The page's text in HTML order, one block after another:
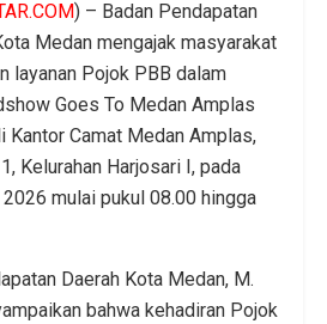
) – Badan Pendapatan
Medan mengajak masyarakat
layanan Pojok PBB dalam
Goes To Medan Amplas
Kantor Camat Medan Amplas,
Kelurahan Harjosari I, pada
mulai pukul 08.00 hingga
Daerah Kota Medan, M.
bahwa kehadiran Pojok